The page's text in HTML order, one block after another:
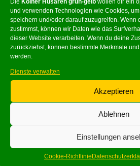
Die Kölner Husaren grün-gelb wollen dir ein
und verwenden Technologien wie Cookies,
speichern und/oder darauf zuzugreifen. Wenn
zustimmst, können wir Daten wie das
dieser Website verarbeiten. Wenn du deine
zurückziehst, können bestimmte Merkmale
werden.
Dienste verwalten
Akzeptieren
Ablehnen
Einstellungen
Cookie-Richtlinie
Archives
Mai 2026
Januar 2026
Oktober 2025